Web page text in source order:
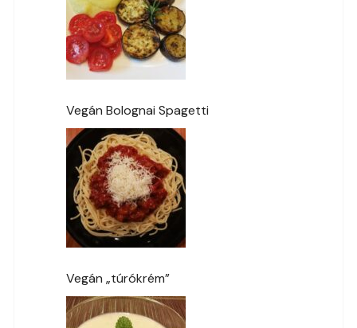
Vegán Bolognai Spagetti
Vegán „túrókrém”